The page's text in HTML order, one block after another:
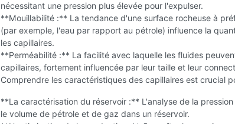
nécessitant une pression plus élevée pour l'expulser.
**Mouillabilité :** La tendance d'une surface rocheuse à
(par exemple, l'eau par rapport au pétrole) influence la
les capillaires.
**Perméabilité :** La facilité avec laquelle les fluides
capillaires, fortement influencée par leur taille et leur
Comprendre les caractéristiques des capillaires est crucial
**La caractérisation du réservoir :** L'analyse de la
le volume de pétrole et de gaz dans un réservoir.